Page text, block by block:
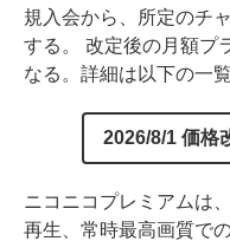
規入会から、所定のチ
する。 改定後の月額プ
なる。詳細は以下の一
2026/8/1 価格
ニコニコプレミアムは
再生、常時最高画質で